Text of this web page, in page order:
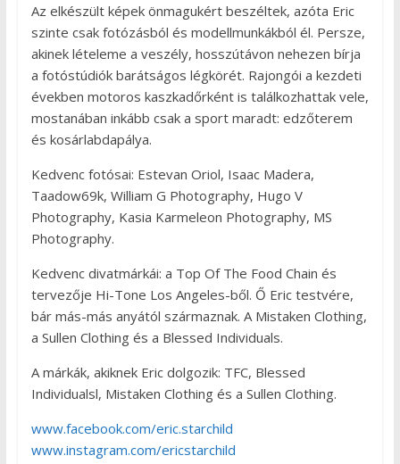
Az elkészült képek önmagukért beszéltek, azóta Eric
szinte csak fotózásból és modellmunkákból él. Persze,
akinek lételeme a veszély, hosszútávon nehezen bírja
a fotóstúdiók barátságos légkörét. Rajongói a kezdeti
években motoros kaszkadőrként is találkozhattak vele,
mostanában inkább csak a sport maradt: edzőterem
és kosárlabdapálya.
Kedvenc fotósai: Estevan Oriol, Isaac Madera,
Taadow69k, William G Photography, Hugo V
Photography, Kasia Karmeleon Photography, MS
Photography.
Kedvenc divatmárkái: a Top Of The Food Chain és
tervezője Hi-Tone Los Angeles-ből. Ő Eric testvére,
bár más-más anyától származnak. A Mistaken Clothing,
a Sullen Clothing és a Blessed Individuals.
A márkák, akiknek Eric dolgozik: TFC, Blessed
Individualsl, Mistaken Clothing és a Sullen Clothing.
www.facebook.com/eric.starchild
www.instagram.com/ericstarchild